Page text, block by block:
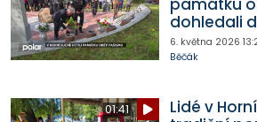
dohledali
6. května 2026
Běčák
01:41
Lidé v